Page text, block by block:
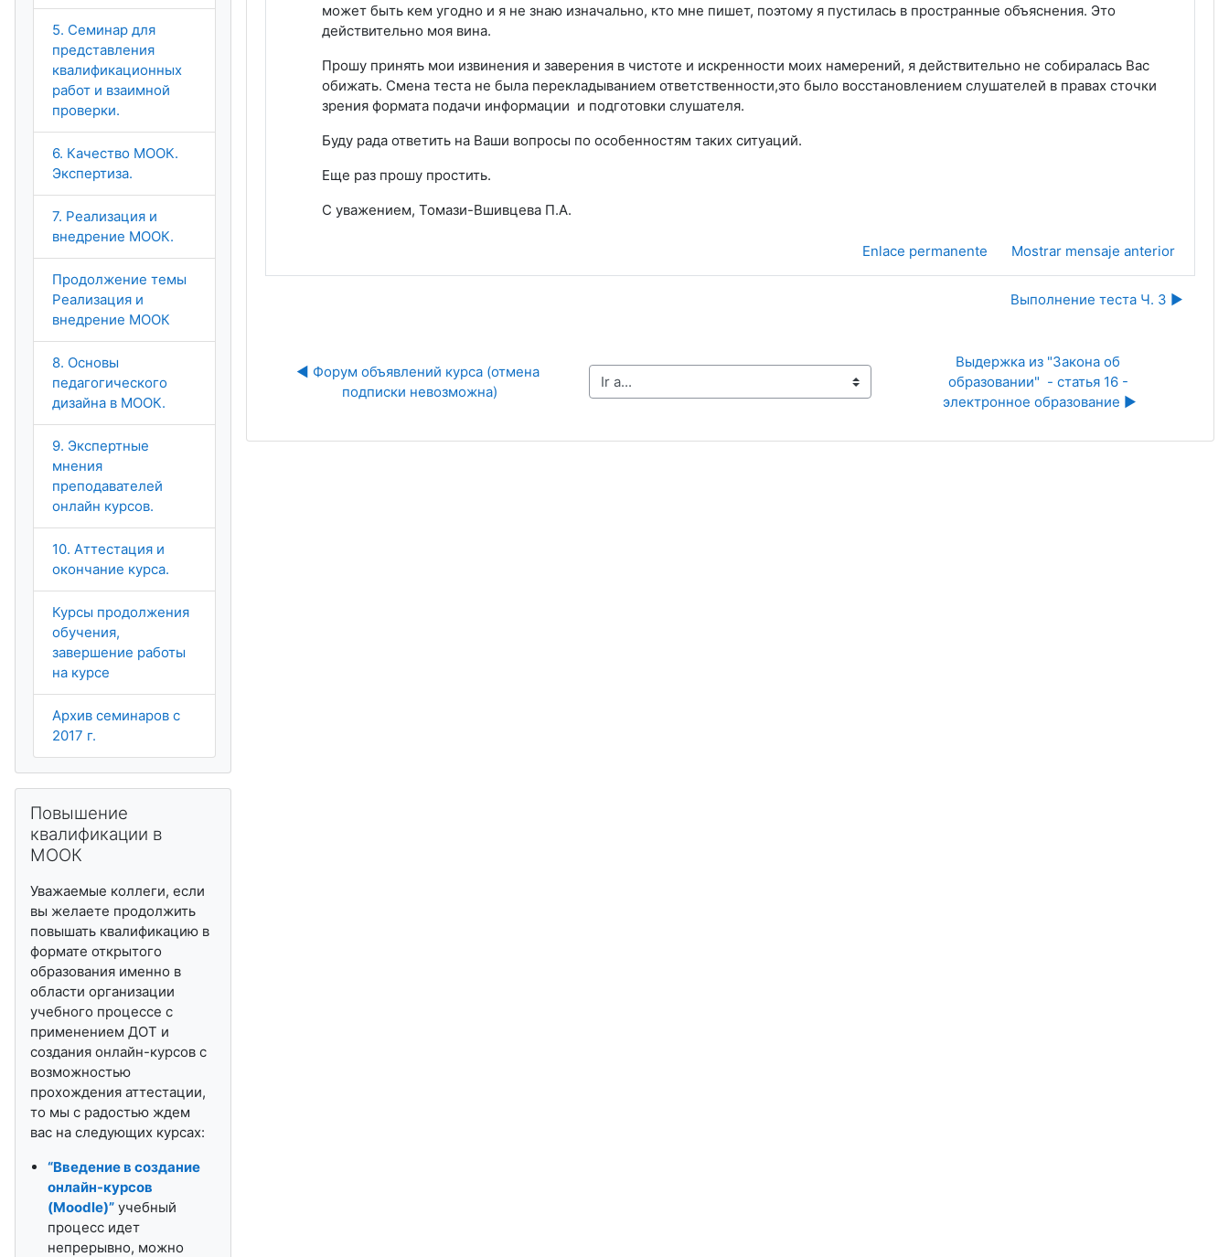
может быть кем угодно и я не знаю изначально, кто мне пишет, поэтому я пустилась в пространные объяснения. Это
действительно моя вина.
Прошу принять мои извинения и заверения в чистоте и искренности моих намерений, я действительно не собиралась Вас
обижать. Смена теста не была перекладыванием ответственности,это было восстановлением слушателей в правах сточки
зрения формата подачи информации и подготовки слушателя.
Буду рада ответить на Ваши вопросы по особенностям таких ситуаций.
Еще раз прошу простить.
С уважением, Томази-Вшивцева П.А.
Enlace permanente Mostrar mensaje anterior
Выполнение теста Ч. 3 ▶︎
◀︎ Форум объявлений курса (отмена
подписки невозможна)
Ir a...
Выдержка из "Закона об
образовании"  - статья 16 -
электронное образование ▶︎
5. Семинар для
представления
квалификационных
работ и взаимной
проверки.
6. Качество МООК.
Экспертиза.
7. Реализация и
внедрение МООК.
Продолжение темы
Реализация и
внедрение МООК
8. Основы
педагогического
дизайна в МООК.
9. Экспертные
мнения
преподавателей
онлайн курсов.
10. Аттестация и
окончание курса.
Курсы продолжения
обучения,
завершение работы
на курсе
Архив семинаров с
2017 г.
Повышение
квалификации в
МООК
Уважаемые коллеги, если
вы желаете продолжить
повышать квалификацию в
формате открытого
образования именно в
области организации
учебного процессе с
применением ДОТ и
создания онлайн-курсов с
возможностью
прохождения аттестации,
то мы с радостью ждем
вас на следующих курсах:
“Введение в создание
онлайн-курсов
(Moodle)” учебный
процесс идет
непрерывно, можно